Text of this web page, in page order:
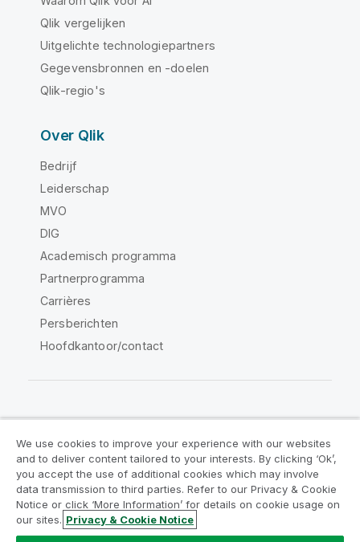
Qlik vergelijken
Uitgelichte technologiepartners
Gegevensbronnen en -doelen
Qlik-regio's
Over Qlik
Bedrijf
Leiderschap
MVO
DIG
Academisch programma
Partnerprogramma
Carrières
Persberichten
Hoofdkantoor/contact
Juridische overeenkomsten
Productvoorwaarden
Legal Policies
Legal Policies
Gebruiksvoorwaarden
Handelsmerken
Do Not Share My Info
We use cookies to improve your experience with our websites
and to deliver content tailored to your interests. By clicking ‘Ok’,
you accept the use of additional cookies which may involve
data transmission to third parties. Refer to our Privacy & Cookie
Notice or click ‘More Information’ for details on cookie usage on
our sites. Privacy & Cookie Notice